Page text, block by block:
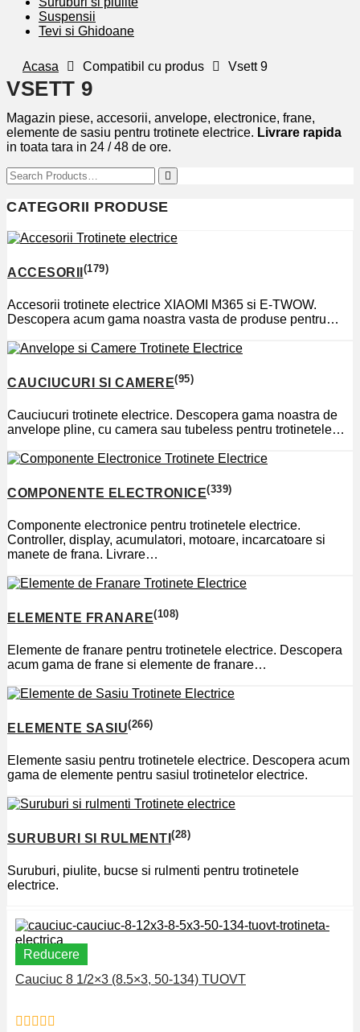
Suspensii
Tevi si Ghidoane
Acasa Compatibil cu produs Vsett 9
VSETT 9
Magazin piese, accesorii, anvelope, electronice, frane,
elemente de sasiu pentru trotinete electrice. Livrare rapida
in toata tara in 24 / 48 de ore.
CATEGORII PRODUSE
ACCESORII (179)
Accesorii trotinete electrice XIAOMI M365 si E-TWOW.
Descopera acum gama noastra vasta de produse pentru…
CAUCIUCURI SI CAMERE(95)
Cauciucuri trotinete electrice. Descopera gama noastra de
anvelope pline, cu camera sau tubeless pentru trotinetele…
COMPONENTE ELECTRONICE(339)
Componente electronice pentru trotinetele electrice.
Controller, display, acumulatori, motoare, incarcatoare si
manete de frana. Livrare…
ELEMENTE FRANARE(108)
Elemente de franare pentru trotinetele electrice. Descopera
acum gama de frane si elemente de franare…
ELEMENTE SASIU(266)
Elemente sasiu pentru trotinetele electrice. Descopera acum
gama de elemente pentru sasiul trotinetelor electrice.
SURUBURI SI RULMENTI (28)
Suruburi, piulite, bucse si rulmenti pentru trotinetele
electrice.
Reducere
Cauciuc 8 1/2×3 (8.5×3, 50-134) TUOVT